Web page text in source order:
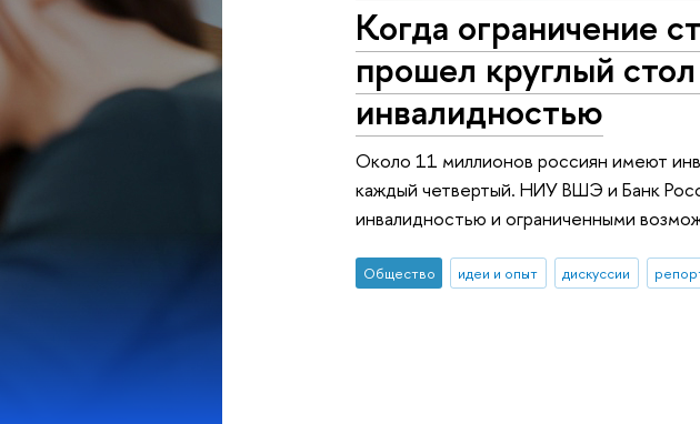
Когда ограничение
прошел круглый
инвалидностью
Около 11 миллионов россиян имеют
каждый четвертый. НИУ ВШЭ и Банк
инвалидностью и ограниченными
Общество идеи и опыт дискуссии